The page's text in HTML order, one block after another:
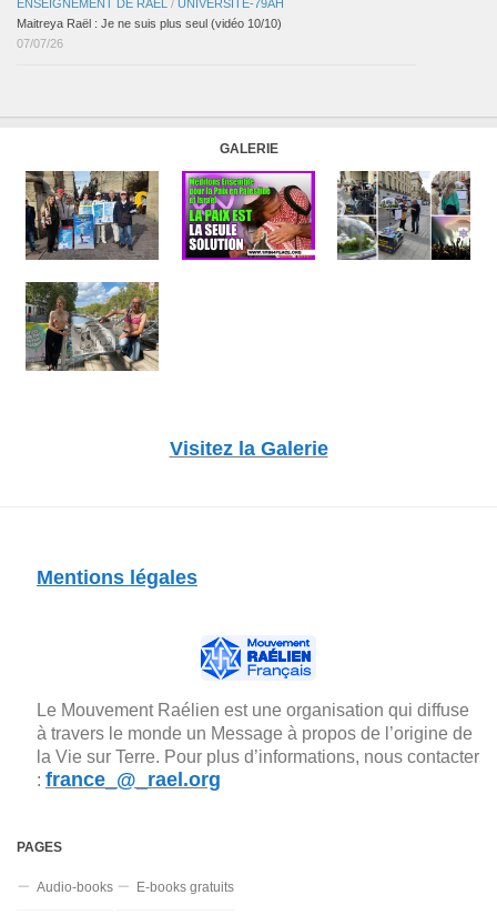
ENSEIGNEMENT DE RAËL / UNIVERSITÉ-79AH
Maitreya Raël : Je ne suis plus seul (vidéo 10/10)
07/07/26
GALERIE
Visitez la Galerie
Mentions légales
Le Mouvement Raélien est une organisation qui diffuse
à travers le monde un Message à propos de l’origine de
la Vie sur Terre. Pour plus d’informations, nous contacter
: france_@_rael.org
PAGES
Audio-books E-books gratuits